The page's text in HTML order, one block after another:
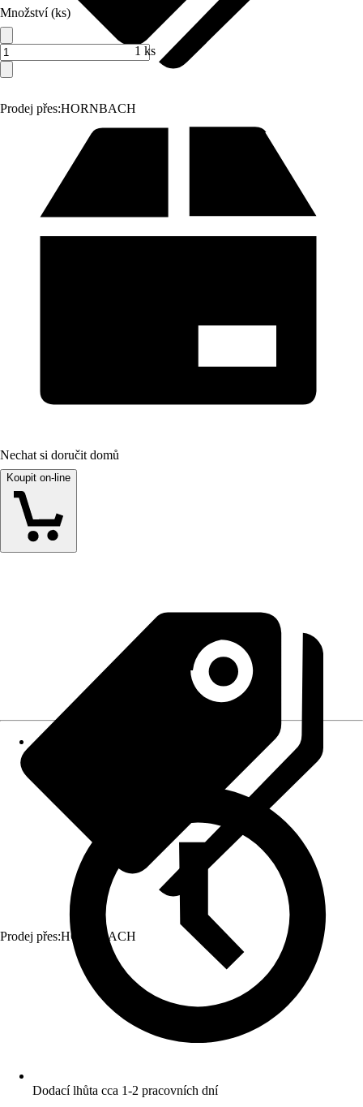
Prodej přes:HORNBACH
Množství (ks)
1 ks
Nechat si doručit domů
Koupit on-line
Prodej přes:HORNBACH
Dodací lhůta cca 1-2 pracovních dní